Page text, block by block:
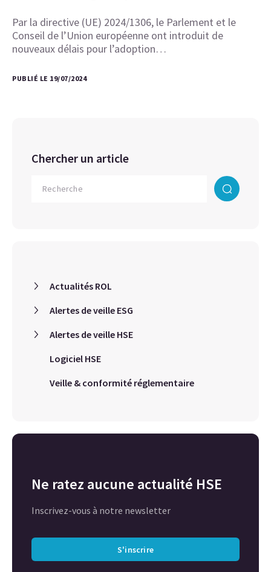
Par la directive (UE) 2024/1306, le Parlement et le
Conseil de l’Union européenne ont introduit de
nouveaux délais pour l’adoption…
PUBLIÉ LE 19/07/2024
Chercher un article
Actualités ROL
Alertes de veille ESG
Alertes de veille HSE
Logiciel HSE
Veille & conformité réglementaire
Ne ratez aucune actualité HSE
Inscrivez-vous à notre newsletter
S'inscrire